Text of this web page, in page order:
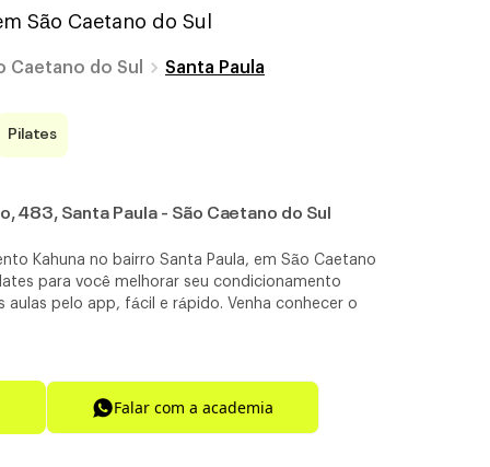
São Caetano do Sul
Caetano do Sul Santa Paula
Pilates
483, Santa Paula - São Caetano do Sul
Kahuna no bairro Santa Paula, em São Caetano
para você melhorar seu condicionamento
aulas pelo app, fácil e rápido. Venha conhecer o
Falar com a academia